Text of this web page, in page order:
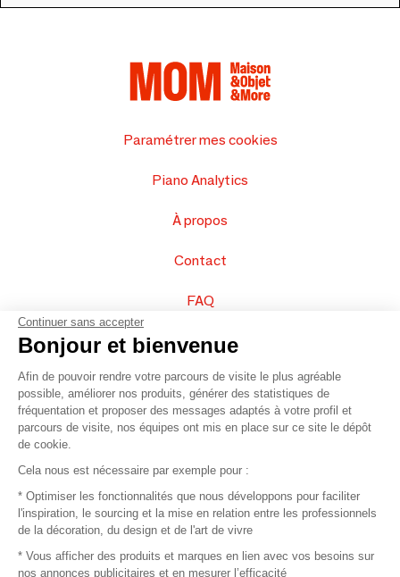
Paramétrer mes cookies
Piano Analytics
À propos
Contact
FAQ
Vendez vos produits
Plan du site
© 2016 –Organisation SAFI
Recrutement
Continuer sans accepter
Bonjour et bienvenue
Afin de pouvoir rendre votre parcours de visite le plus agréable
possible, améliorer nos produits, générer des statistiques de
fréquentation et proposer des messages adaptés à votre profil et
parcours de visite, nos équipes ont mis en place sur ce site le dépôt
de cookie.
Cela nous est nécessaire par exemple pour :
* Optimiser les fonctionnalités que nous développons pour faciliter
l'inspiration, le sourcing et la mise en relation entre les professionnels
de la décoration, du design et de l'art de vivre
* Vous afficher des produits et marques en lien avec vos besoins sur
nos annonces publicitaires et en mesurer l’efficacité